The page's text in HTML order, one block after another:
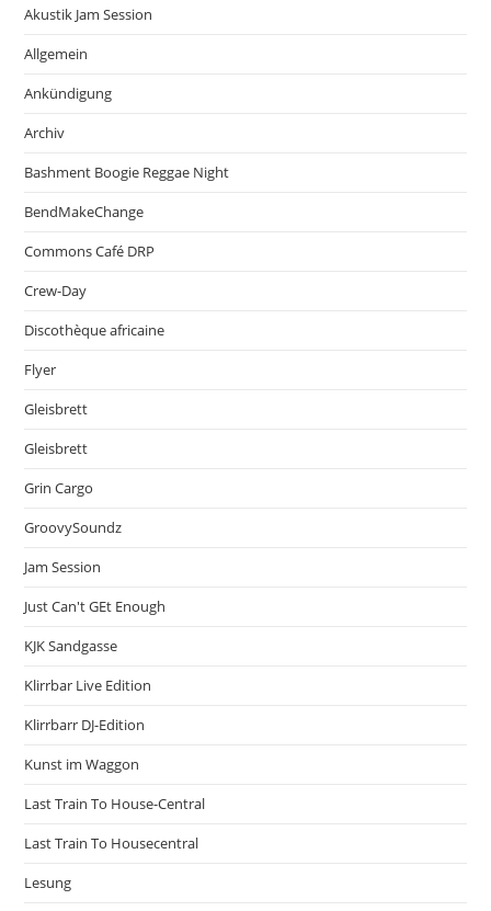
Akustik Jam Session
Allgemein
Ankündigung
Archiv
Bashment Boogie Reggae Night
BendMakeChange
Commons Café DRP
Crew-Day
Discothèque africaine
Flyer
Gleisbrett
Gleisbrett
Grin Cargo
GroovySoundz
Jam Session
Just Can't GEt Enough
KJK Sandgasse
Klirrbar Live Edition
Klirrbarr DJ-Edition
Kunst im Waggon
Last Train To House-Central
Last Train To Housecentral
Lesung